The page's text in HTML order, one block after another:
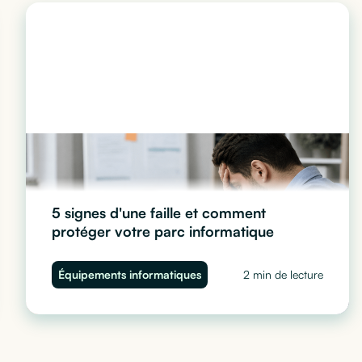
5 signes d'une faille et comment
protéger votre parc informatique
Ralentissements, comportements suspects, accès
anormaux... Découvrez les 5 signes d'une faille de
sécurité sur vos ordinateurs d'entreprise et comment
Équipements informatiques 2 min de lecture